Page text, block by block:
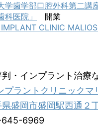
学歯学部口腔外科第二講
科医院」
開業
IMPLANT CLINIC MALIOS
・インプラント治療
プラントクリニックマ
盛岡市盛岡駅西通２
645-6969